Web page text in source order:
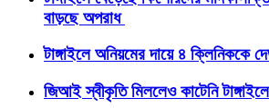
বাড়ছে অপরাধ
টাঙ্গাইলে অনিয়মের দায়ে ৪ ক্লিনিককে
জিআই স্বীকৃতি মিললেও কাটেনি